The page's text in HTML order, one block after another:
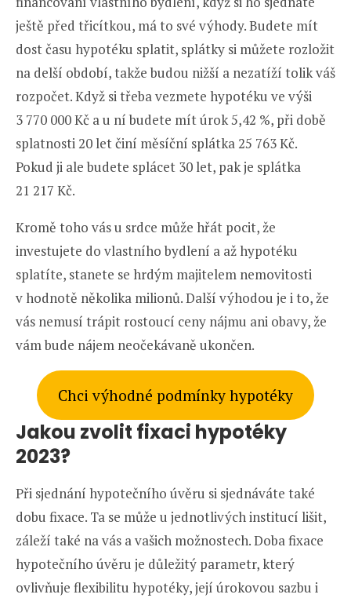
ještě před třicítkou, má to své výhody. Budete mít
dost času hypotéku splatit, splátky si můžete rozložit
na delší období, takže budou nižší a nezatíží tolik váš
rozpočet. Když si třeba vezmete hypotéku ve výši
3 770 000 Kč a u ní budete mít úrok 5,42 %, při době
splatnosti 20 let činí měsíční splátka 25 763 Kč.
Pokud ji ale budete splácet 30 let, pak je splátka
21 217 Kč.
Kromě toho vás u srdce může hřát pocit, že
investujete do vlastního bydlení a až hypotéku
splatíte, stanete se hrdým majitelem nemovitosti
v hodnotě několika milionů. Další výhodou je i to, že
vás nemusí trápit rostoucí ceny nájmu ani obavy, že
vám bude nájem neočekávaně ukončen.
Chci výhodné podmínky hypotéky
Jakou zvolit fixaci hypotéky
2023?
Při sjednání hypotečního úvěru si sjednáváte také
dobu fixace. Ta se může u jednotlivých institucí lišit,
záleží také na vás a vašich možnostech. Doba fixace
hypotečního úvěru je důležitý parametr, který
ovlivňuje flexibilitu hypotéky, její úrokovou sazbu i